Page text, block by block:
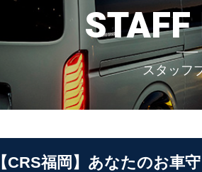
STAFF
スタッフ
【CRS福岡】あなたのお車